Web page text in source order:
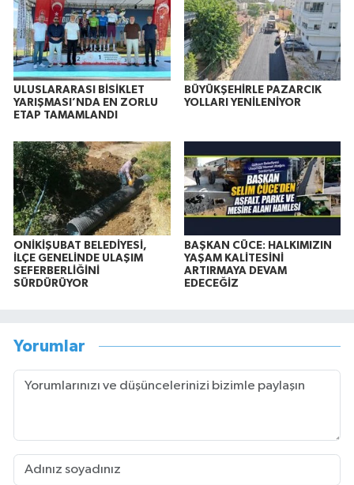
ULUSLARARASI BİSİKLET
YARIŞMASI’NDA EN ZORLU
ETAP TAMAMLANDI
BÜYÜKŞEHİRLE PAZARCIK
YOLLARI YENİLENİYOR
ONİKİŞUBAT BELEDİYESİ,
İLÇE GENELİNDE ULAŞIM
SEFERBERLİĞİNİ
SÜRDÜRÜYOR
BAŞKAN CÜCE: HALKIMIZIN
YAŞAM KALİTESİNİ
ARTIRMAYA DEVAM
EDECEĞİZ
Yorumlar